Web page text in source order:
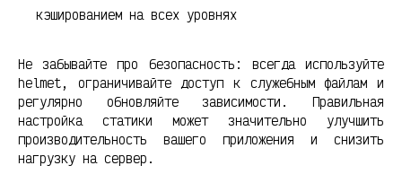
кэшированием на всех уровнях
Не забывайте про безопасность: всегда используйте
helmet, ограничивайте доступ к служебным файлам и
регулярно обновляйте зависимости. Правильная
настройка статики может значительно улучшить
производительность вашего приложения и снизить
нагрузку на сервер.